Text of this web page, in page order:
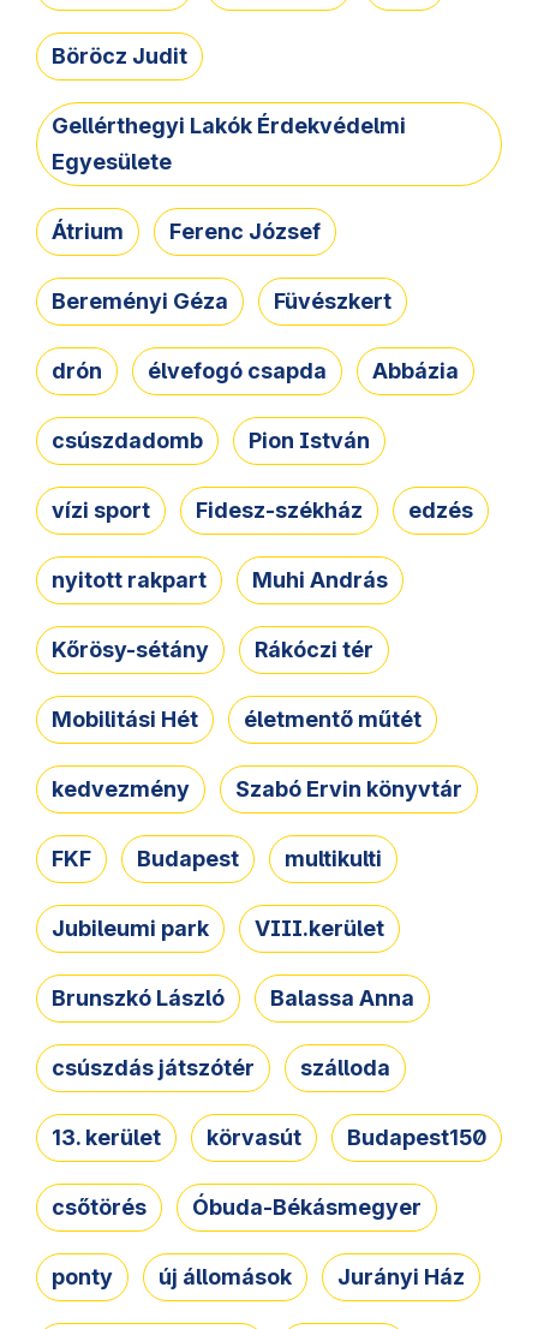
Böröcz Judit
Gellérthegyi Lakók Érdekvédelmi
Egyesülete
Átrium Ferenc József
Bereményi Géza Füvészkert
drón élvefogó csapda Abbázia
csúszdadomb Pion István
vízi sport Fidesz-székház edzés
nyitott rakpart Muhi András
Kőrösy-sétány Rákóczi tér
Mobilitási Hét életmentő műtét
kedvezmény Szabó Ervin könyvtár
FKF Budapest multikulti
Jubileumi park VIII.kerület
Brunszkó László Balassa Anna
csúszdás játszótér szálloda
13. kerület körvasút Budapest150
csőtörés Óbuda-Békásmegyer
ponty új állomások Jurányi Ház